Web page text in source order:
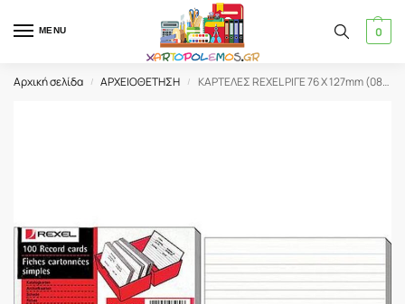
MENU 0
Αρχική σελίδα / ΑΡΧΕΙΟΘΕΤΗΣΗ / ΚΑΡΤΕΛΕΣ REXEL ΡΙΓΕ 76 Χ 127mm (08460)